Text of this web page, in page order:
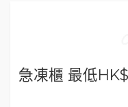
急凍櫃 最低